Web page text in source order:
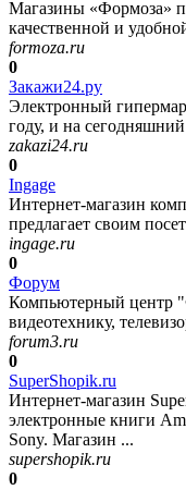
Магазины «Формоза»
качественной и
formoza.ru
0
Закажи24.ру
Электронный
году, и на
zakazi24.ru
0
Ingage
Интернет-магазин
предлагает своим
ingage.ru
0
Форум
Компьютерный центр
видеотехнику,
forum3.ru
0
SuperShopik.ru
Интернет-магазин
электронные книги
Sony. Магазин ...
supershopik.ru
0